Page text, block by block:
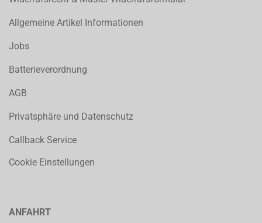
Allgemeine Artikel Informationen
Jobs
Batterieverordnung
AGB
Privatsphäre und Datenschutz
Callback Service
Cookie Einstellungen
ANFAHRT